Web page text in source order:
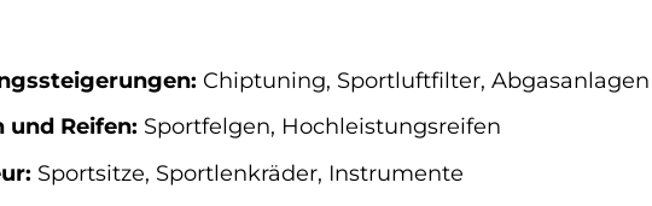
Chiptuning, Sportluftfilter, Abgasanlagen
und Reifen: Sportfelgen, Hochleistungsreifen
Sportsitze, Sportlenkräder, Instrumente